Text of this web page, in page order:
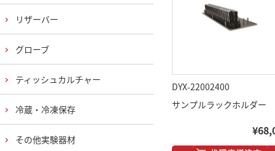
DYX-22002400
サンプルラックホルダー
リザーバー
グローブ
ティッシュカルチャー
冷蔵・冷凍保存
その他実験器材